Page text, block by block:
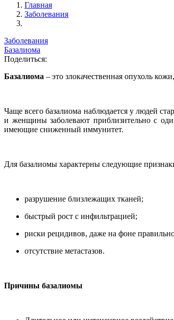
Главная
Заболевания
Заболевания
Базалиома
Поделиться:
Базалиома – это злокачественная опухоль
Чаще всего базалиома наблюдается у людей
и женщины заболевают приблизительно с
имеющие сниженный иммунитет.
Для базалиомы характерны следующие
разрушение близлежащих тканей;
быстрый рост с инфильтрацией;
риски рецидивов, даже на фоне
отсутствие метастазов.
Причины базалиомы